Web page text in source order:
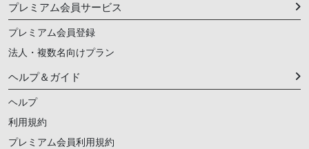
プレミアム会員サービス
プレミアム会員登録
法人・複数名向けプラン
ヘルプ＆ガイド
ヘルプ
利用規約
プレミアム会員利用規約